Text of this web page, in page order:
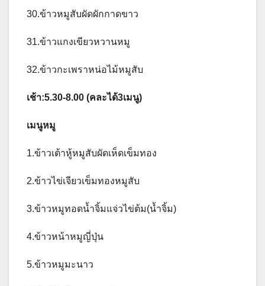
30.ข้าวหมูสับผัดผักกาดขาว
31.ข้าวแกงเขียวหวานหมู
32.ข้าวกะเพราหน่อไม้หมูสับ
เช้า:5.30-8.00 (คละได้3เมนู)
เมนูหมู
1.ข้าวเต้าหู้หมูสับผัดเห็ดเข็มทอง
2.ข้าวไข่เจียวเข็มทองหมูสับ
3.ข้าวหมูทอดน้ำจิ้มแจ่วไข่ต้ม(น้ำจิ้ม)
4.ข้าวหน้าหมูญี่ปุ่น
5.ข้าวหมูมะนาว